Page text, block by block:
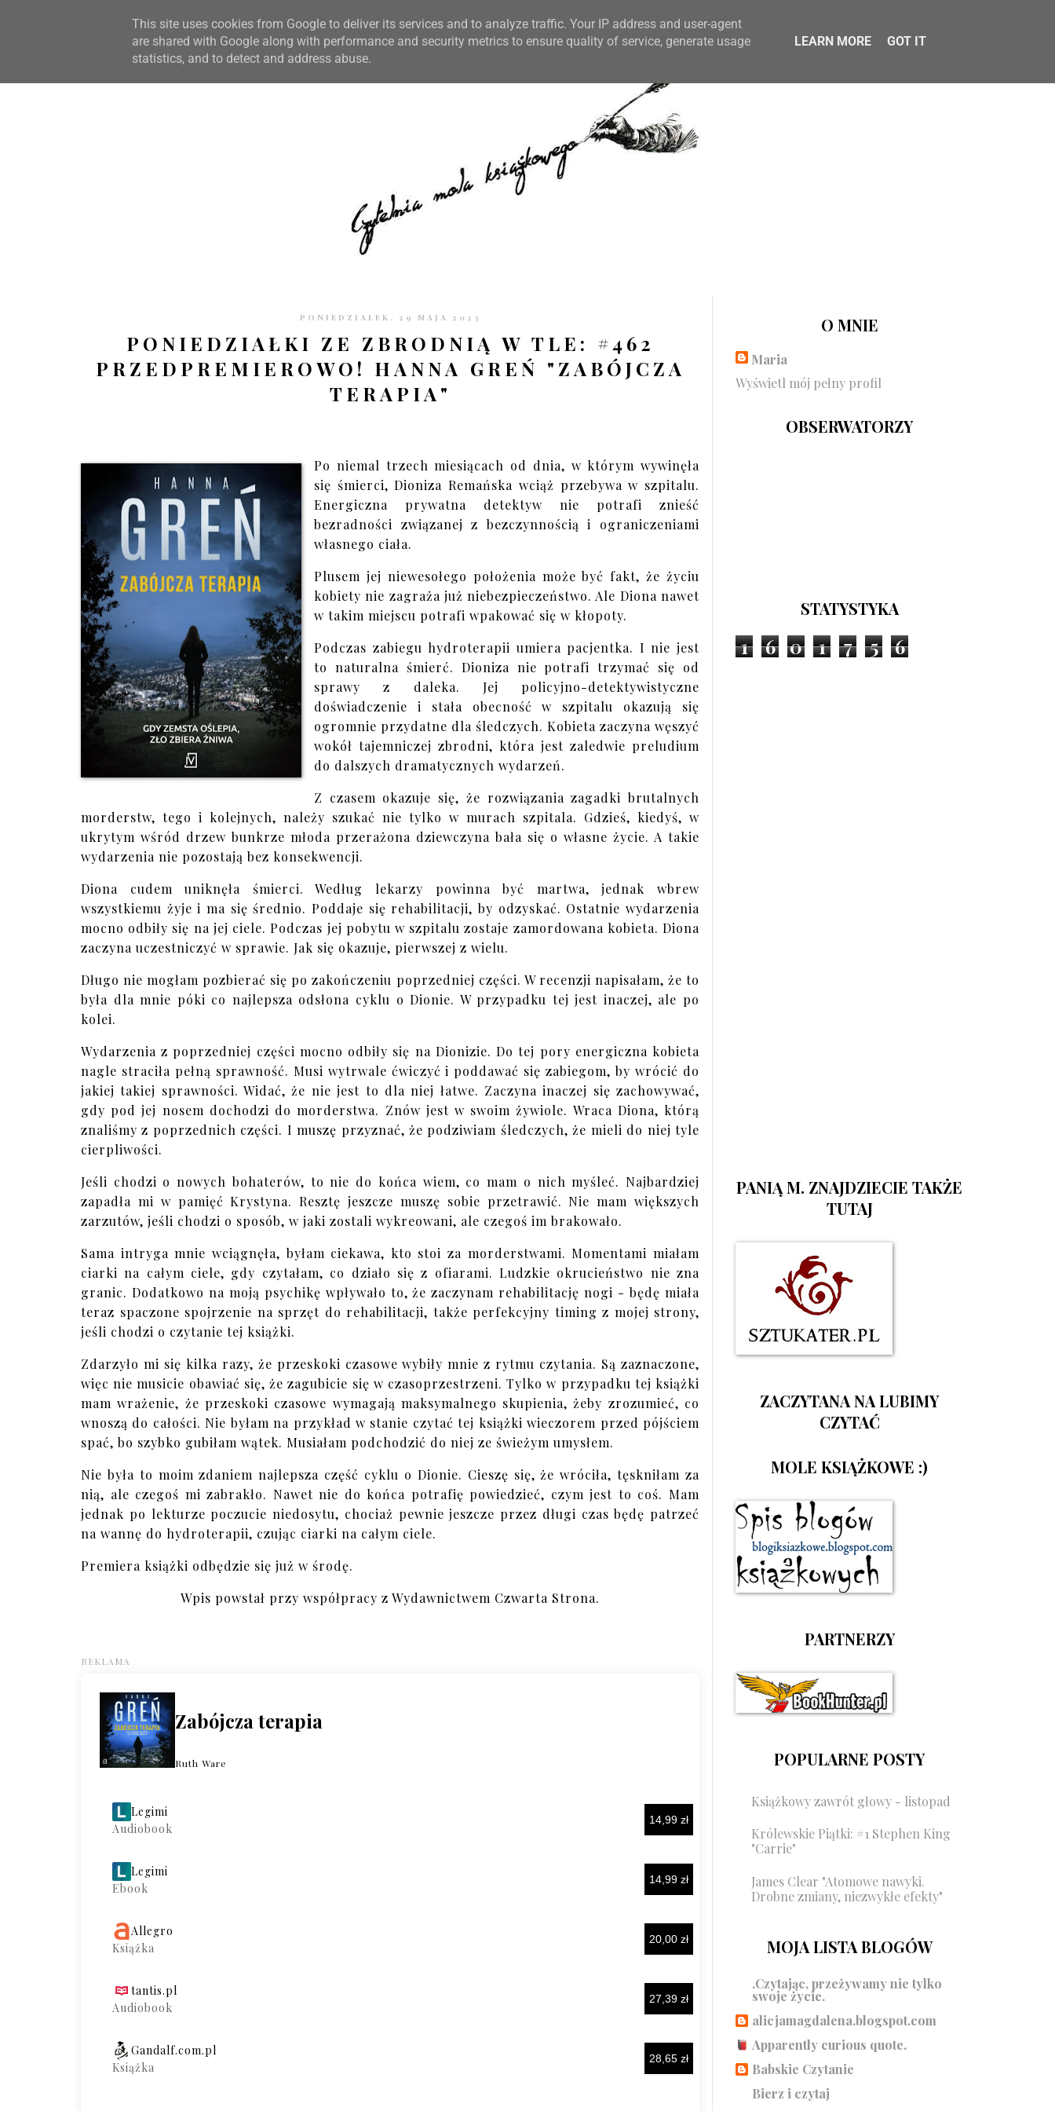
STRONA GŁÓWNA WSPÓŁPRACA RECENZJE O STRONIE KONTAKT CZYTELNIA PO GODZINACH
PONIEDZIAŁEK, 29 MAJA 2023
PONIEDZIAŁKI ZE ZBRODNIĄ W TLE: #462
PRZEDPREMIEROWO! HANNA GREŃ "ZABÓJCZA
TERAPIA"
Po niemal trzech miesiącach od dnia, w którym wywinęła
się śmierci, Dioniza Remańska wciąż przebywa w szpitalu.
Energiczna prywatna detektyw nie potrafi znieść
bezradności związanej z bezczynnością i ograniczeniami
własnego ciała.
Plusem jej niewesołego położenia może być fakt, że życiu
kobiety nie zagraża już niebezpieczeństwo. Ale Diona nawet
w takim miejscu potrafi wpakować się w kłopoty.
Podczas zabiegu hydroterapii umiera pacjentka. I nie jest
to naturalna śmierć. Dioniza nie potrafi trzymać się od
sprawy z daleka. Jej policyjno-detektywistyczne
doświadczenie i stała obecność w szpitalu okazują się
ogromnie przydatne dla śledczych. Kobieta zaczyna węszyć
wokół tajemniczej zbrodni, która jest zaledwie preludium
do dalszych dramatycznych wydarzeń.
Z czasem okazuje się, że rozwiązania zagadki brutalnych
morderstw, tego i kolejnych, należy szukać nie tylko w murach szpitala. Gdzieś, kiedyś, w
ukrytym wśród drzew bunkrze młoda przerażona dziewczyna bała się o własne życie. A takie
wydarzenia nie pozostają bez konsekwencji.
Diona cudem uniknęła śmierci. Według lekarzy powinna być martwa, jednak wbrew
wszystkiemu żyje i ma się średnio. Poddaje się rehabilitacji, by odzyskać. Ostatnie wydarzenia
mocno odbiły się na jej ciele. Podczas jej pobytu w szpitalu zostaje zamordowana kobieta. Diona
zaczyna uczestniczyć w sprawie. Jak się okazuje, pierwszej z wielu.
Długo nie mogłam pozbierać się po zakończeniu poprzedniej części. W recenzji napisałam, że to
była dla mnie póki co najlepsza odsłona cyklu o Dionie. W przypadku tej jest inaczej, ale po
kolei.
Wydarzenia z poprzedniej części mocno odbiły się na Dionizie. Do tej pory energiczna kobieta
nagle straciła pełną sprawność. Musi wytrwale ćwiczyć i poddawać się zabiegom, by wrócić do
jakiej takiej sprawności. Widać, że nie jest to dla niej łatwe. Zaczyna inaczej się zachowywać,
gdy pod jej nosem dochodzi do morderstwa. Znów jest w swoim żywiole. Wraca Diona, którą
znaliśmy z poprzednich części. I muszę przyznać, że podziwiam śledczych, że mieli do niej tyle
cierpliwości.
Jeśli chodzi o nowych bohaterów, to nie do końca wiem, co mam o nich myśleć. Najbardziej
zapadła mi w pamięć Krystyna. Resztę jeszcze muszę sobie przetrawić. Nie mam większych
zarzutów, jeśli chodzi o sposób, w jaki zostali wykreowani, ale czegoś im brakowało.
Sama intryga mnie wciągnęła, byłam ciekawa, kto stoi za morderstwami. Momentami miałam
ciarki na całym ciele, gdy czytałam, co działo się z ofiarami. Ludzkie okrucieństwo nie zna
granic. Dodatkowo na moją psychikę wpływało to, że zaczynam rehabilitację nogi - będę miała
teraz spaczone spojrzenie na sprzęt do rehabilitacji, także perfekcyjny timing z mojej strony,
jeśli chodzi o czytanie tej książki.
Zdarzyło mi się kilka razy, że przeskoki czasowe wybiły mnie z rytmu czytania. Są zaznaczone,
więc nie musicie obawiać się, że zagubicie się w czasoprzestrzeni. Tylko w przypadku tej książki
mam wrażenie, że przeskoki czasowe wymagają maksymalnego skupienia, żeby zrozumieć, co
wnoszą do całości. Nie byłam na przykład w stanie czytać tej książki wieczorem przed pójściem
spać, bo szybko gubiłam wątek. Musiałam podchodzić do niej ze świeżym umysłem.
Nie była to moim zdaniem najlepsza część cyklu o Dionie. Cieszę się, że wróciła, tęskniłam za
nią, ale czegoś mi zabrakło. Nawet nie do końca potrafię powiedzieć, czym jest to coś. Mam
jednak po lekturze poczucie niedosytu, chociaż pewnie jeszcze przez długi czas będę patrzeć
na wannę do hydroterapii, czując ciarki na całym ciele.
Premiera książki odbędzie się już w środę.
Wpis powstał przy współpracy z Wydawnictwem Czwarta Strona.
O MNIE
Maria
Wyświetl mój pełny profil
OBSERWATORZY
STATYSTYKA
1 6 0 1 7 5 6
PANIĄ M. ZNAJDZIECIE TAKŻE
TUTAJ
ZACZYTANA NA LUBIMY
CZYTAĆ
MOLE KSIĄŻKOWE :)
PARTNERZY
POPULARNE POSTY
Książkowy zawrót głowy - listopad
Królewskie Piątki: #1 Stephen King
"Carrie"
James Clear "Atomowe nawyki.
Drobne zmiany, niezwykłe efekty"
MOJA LISTA BLOGÓW
.Czytając, przeżywamy nie tylko
swoje życie.
alicjamagdalena.blogspot.com
Apparently curious quote.
Babskie Czytanie
Bierz i czytaj
This site uses cookies from Google to deliver its services and to analyze traffic. Your IP address and user-agent
are shared with Google along with performance and security metrics to ensure quality of service, generate usage
statistics, and to detect and address abuse.
LEARN MORE GOT IT